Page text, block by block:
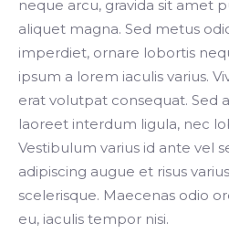
neque arcu, gravida sit amet
aliquet magna. Sed metus
imperdiet, ornare lobortis
ipsum a lorem iaculis varius.
erat volutpat consequat. Sed
laoreet interdum ligula, nec
Vestibulum varius id ante vel
adipiscing augue et risus
scelerisque. Maecenas odio
eu, iaculis tempor nisi.